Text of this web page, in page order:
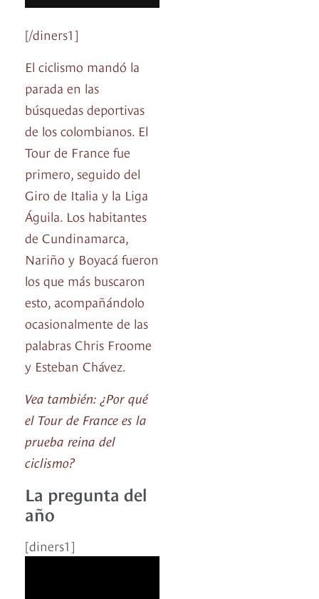
[/diners1]
El ciclismo mandó la
parada en las
búsquedas deportivas
de los colombianos. El
Tour de France fue
primero, seguido del
Giro de Italia y la Liga
Águila. Los habitantes
de Cundinamarca,
Nariño y Boyacá fueron
los que más buscaron
esto, acompañándolo
ocasionalmente de las
palabras Chris Froome
y Esteban Chávez.
Vea también: ¿Por qué
el Tour de France es la
prueba reina del
ciclismo?
La pregunta del
año
[diners1]